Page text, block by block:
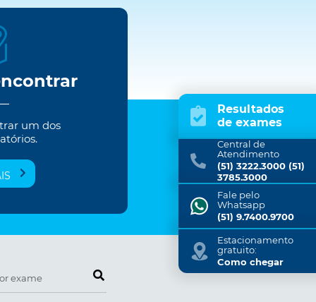
um dos
Pesquise por exame
Resultados
de exames
Central de
Atendimento
(51) 3222.3000 (51)
3785.3000
Fale pelo
Whatsapp
(51) 9.7400.9700
Estacionamento
gratuito:
Como chegar